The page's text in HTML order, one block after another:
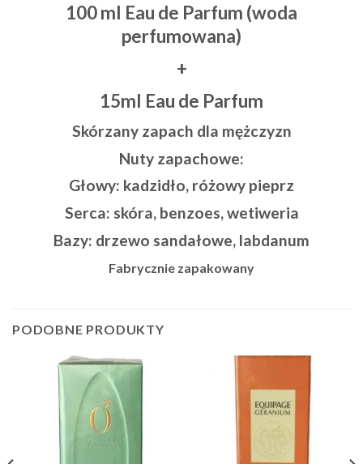
100 ml Eau de Parfum (woda
perfumowana)
+
15ml Eau de Parfum
Skórzany zapach dla mężczyzn
Nuty zapachowe:
Głowy: kadzidło, różowy pieprz
Serca: skóra, benzoes, wetiweria
Bazy: drzewo sandałowe, labdanum
Fabrycznie zapakowany
PODOBNE PRODUKTY